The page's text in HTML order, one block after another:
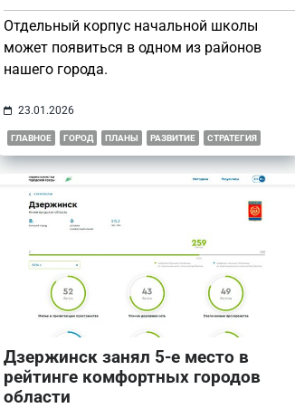
Отдельный корпус начальной школы
может появиться в одном из районов
нашего города.
23.01.2026
ГЛАВНОЕ ГОРОД ПЛАНЫ РАЗВИТИЕ СТРАТЕГИЯ
Дзержинск занял 5-е место в
рейтинге комфортных городов
области